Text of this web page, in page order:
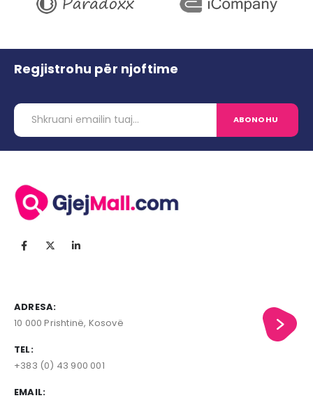
Regjistrohu për njoftime
ADRESA:
10 000 Prishtinë, Kosovë
TEL:
+383 (0) 43 900 001
EMAIL: